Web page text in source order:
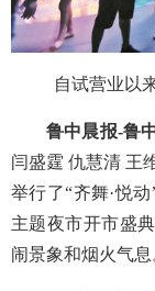
自试营业以
鲁中晨报-鲁
闫盛霆 仇慧清 王
举行了“齐舞·悦
主题夜市开市盛
闹景象和烟火气息